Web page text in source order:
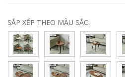
SẮP XẾP THEO MÀU SẮC: